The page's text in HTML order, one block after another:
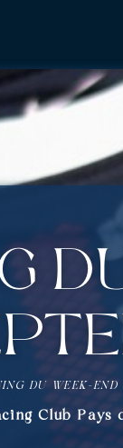
DU WEEK-END
Club Pays